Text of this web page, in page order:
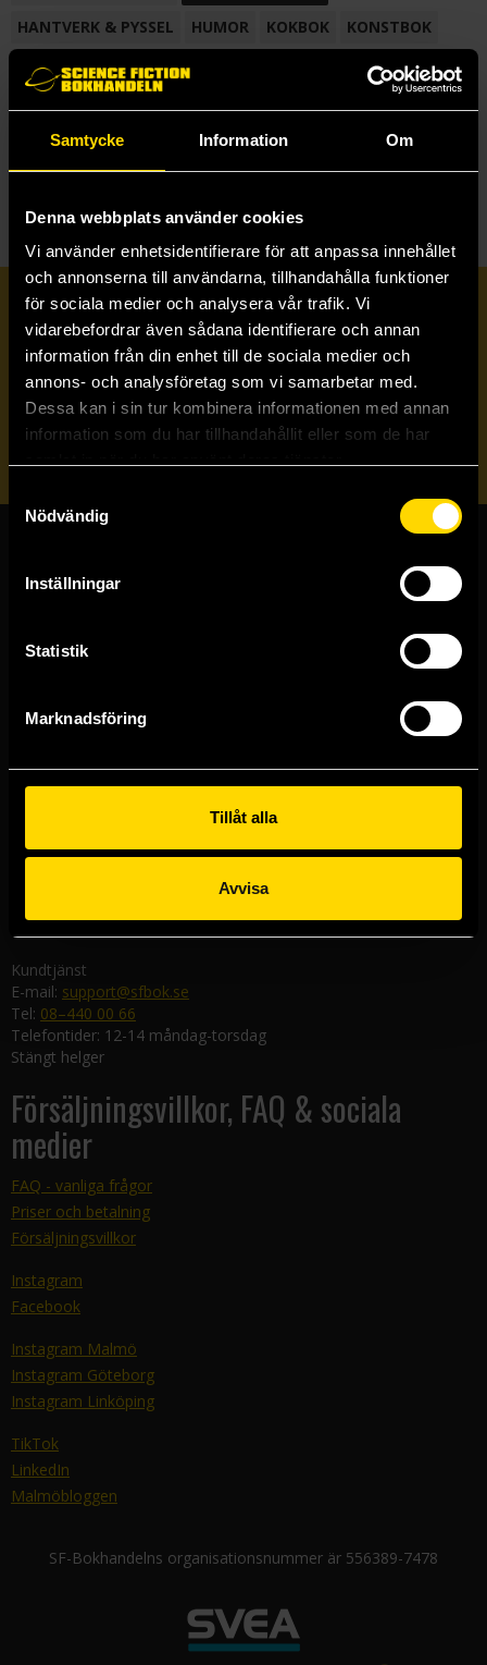
Samtycke Information Om
Denna webbplats använder cookies
Vi använder enhetsidentifierare för att anpassa innehållet
och annonserna till användarna, tillhandahålla funktioner
för sociala medier och analysera vår trafik. Vi
vidarebefordrar även sådana identifierare och annan
information från din enhet till de sociala medier och
annons- och analysföretag som vi samarbetar med.
Dessa kan i sin tur kombinera informationen med annan
information som du har tillhandahållit eller som de har
Nödvändig
Inställningar
Statistik
Marknadsföring
Tillåt alla
Avvisa
HANTVERK & PYSSEL
HUMOR KOKBOK
KONSTBOK
KORTROMAN
LÄROBOK
NOVELL
SAMLINGSVOLYM
TECKNA & MÅLA TECKNAD SERIE
Prenumerera på vårt nyhetsbrev
Veckobrevet
Skicka
Butiker & kundtjänst
Västerlånggatan 48
Göteborgsbutiken
Kungsgatan 19
Malmöbutiken
582 19 Linköping
Kundtjänst
E-mail: support@sfbok.se
Tel: 08–440 00 66
Telefontider: 12-14 måndag-torsdag
Stängt helger
Försäljningsvillkor, FAQ & sociala
medier
FAQ - vanliga frågor
Priser och betalning
Försäljningsvillkor
Instagram
Facebook
Instagram Malmö
Instagram Göteborg
Instagram Linköping
TikTok
LinkedIn
Malmöbloggen
SF-Bokhandelns organisationsnummer är 556389-7478